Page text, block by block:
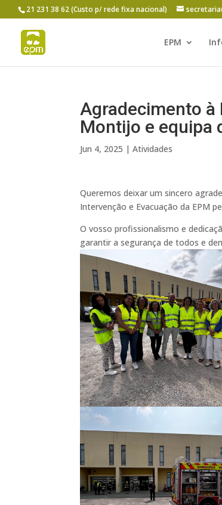
21 231 38 62 (Custo p/ rede fixa nacional)
EPM
Agradecimento à
Montijo e equipa
Jun 4, 2025 |Atividades
Queremos deixar um sincero
Intervenção e Evacuação da EPM
O vosso profissionalismo e
garantir a segurança de todos e